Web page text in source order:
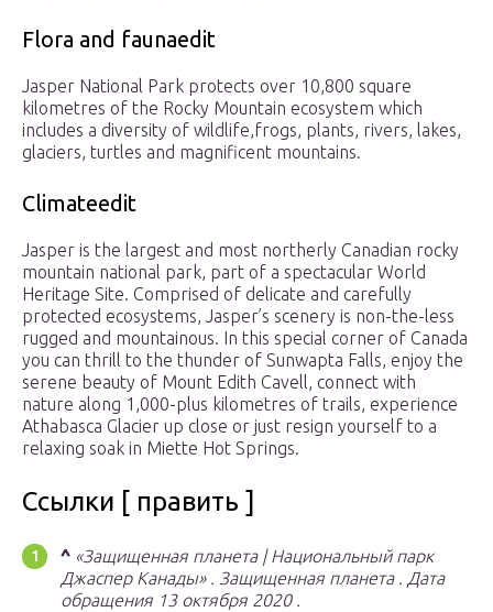
Flora and faunaedit
Jasper National Park protects over 10,800 square
kilometres of the Rocky Mountain ecosystem which
includes a diversity of wildlife,frogs, plants, rivers, lakes,
glaciers, turtles and magnificent mountains.
Climateedit
Jasper is the largest and most northerly Canadian rocky
mountain national park, part of a spectacular World
Heritage Site. Comprised of delicate and carefully
protected ecosystems, Jasper’s scenery is non-the-less
rugged and mountainous. In this special corner of Canada
you can thrill to the thunder of Sunwapta Falls, enjoy the
serene beauty of Mount Edith Cavell, connect with
nature along 1,000-plus kilometres of trails, experience
Athabasca Glacier up close or just resign yourself to a
relaxing soak in Miette Hot Springs.
Ссылки [ править ]
^ «Защищенная планета | Национальный парк
Джаспер Канады» . Защищенная планета . Дата
обращения 13 октября 2020 .